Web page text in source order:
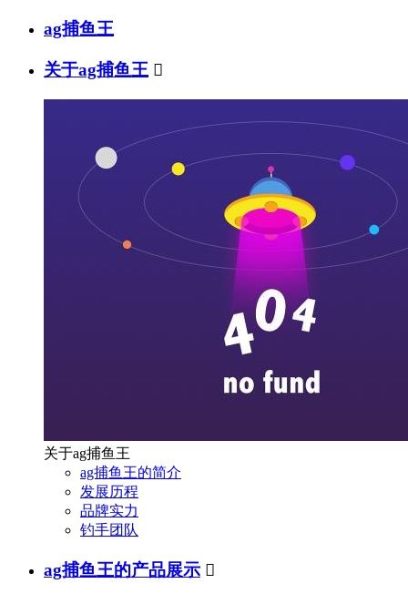
ag捕鱼王
关于ag捕鱼王 
关于ag捕鱼王
ag捕鱼王的简介
发展历程
品牌实力
钓手团队
ag捕鱼王的产品展示 